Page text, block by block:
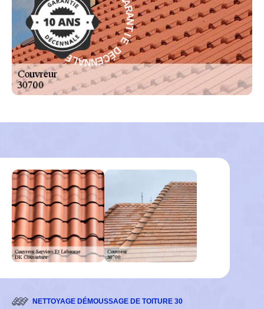
G
A
R
A
N
T
I
E
D
É T
I
E
D
É
C
E
N
N
A
L
E
-
NETTOYAGE DÉMOUSSAGE DE TOITURE 30